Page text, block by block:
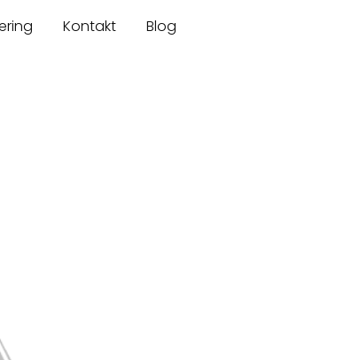
Kontakt Blog